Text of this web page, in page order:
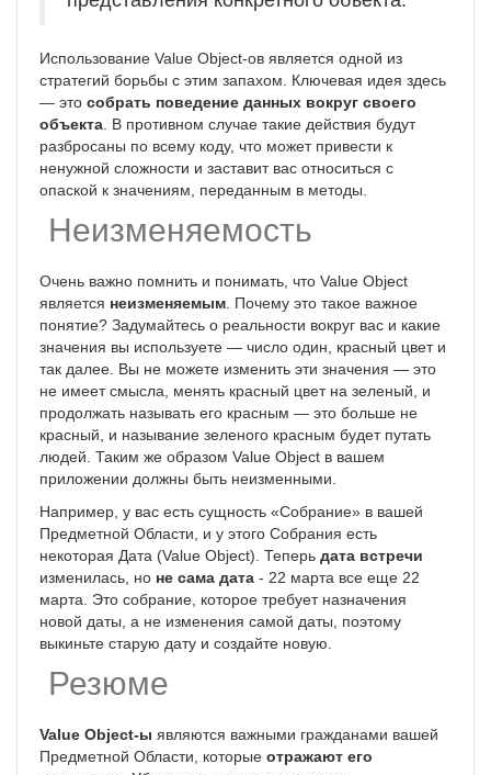
Использование Value Object-ов является одной из
стратегий борьбы с этим запахом. Ключевая идея здесь
— это собрать поведение данных вокруг своего
объекта . В противном случае такие действия будут
разбросаны по всему коду, что может привести к
ненужной сложности и заставит вас относиться с
опаской к значениям, переданным в методы.
Неизменяемость
Очень важно помнить и понимать, что Value Object
является неизменяемым . Почему это такое важное
понятие? Задумайтесь о реальности вокруг вас и какие
значения вы используете — число один, красный цвет и
так далее. Вы не можете изменить эти значения — это
не имеет смысла, менять красный цвет на зеленый, и
продолжать называть его красным — это больше не
красный, и называние зеленого красным будет путать
людей. Таким же образом Value Object в вашем
приложении должны быть неизменными.
Например, у вас есть сущность «Собрание» в вашей
Предметной Области, и у этого Собрания есть
некоторая Дата (Value Object). Теперь дата встречи
изменилась, но не сама дата - 22 марта все еще 22
марта. Это собрание, которое требует назначения
новой даты, а не изменения самой даты, поэтому
выкиньте старую дату и создайте новую.
Резюме
Value Object-ы являются важными гражданами вашей
Предметной Области, которые отражают его